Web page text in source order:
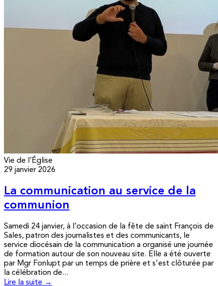
Vie de l’Église
29 janvier 2026
La communication au service de la
communion
Samedi 24 janvier, à l’occasion de la fête de saint François de
Sales, patron des journalistes et des communicants, le
service diocésain de la communication a organisé une journée
de formation autour de son nouveau site. Elle a été ouverte
par Mgr Fonlupt par un temps de prière et s'est clôturée par
la célébration de...
Lire la suite →